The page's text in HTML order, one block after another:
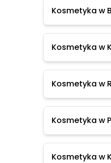
Kosmetyka w
Kosmetyka w
Kosmetyka w
Kosmetyka w
Kosmetyka w